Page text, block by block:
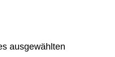
ausgewählten